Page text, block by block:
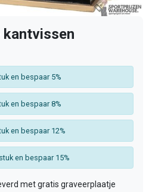
kantvissen
en bespaar 5%
en bespaar 8%
en bespaar 12%
en bespaar 15%
met gratis graveerplaatje